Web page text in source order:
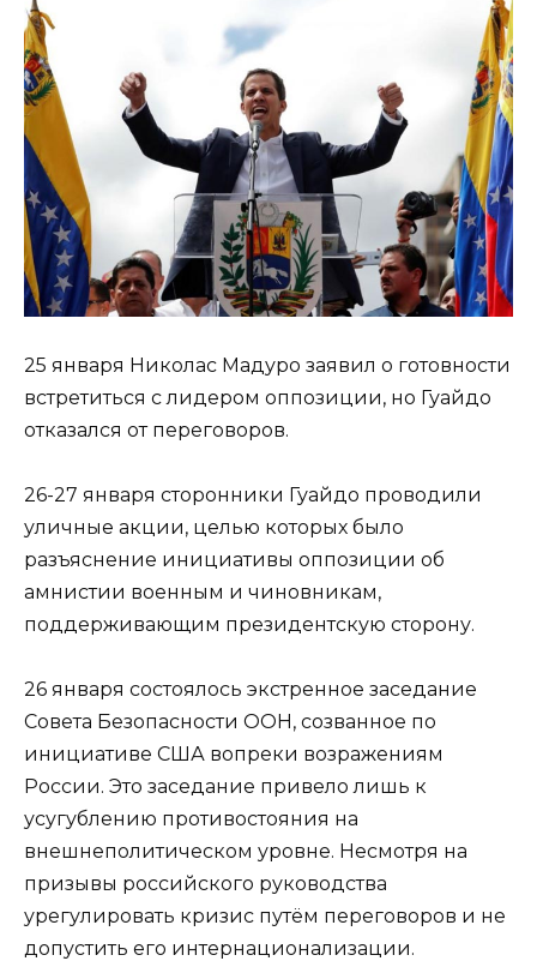
25 января Николас Мадуро заявил о готовности
встретиться с лидером оппозиции, но Гуайдо
отказался от переговоров.
26-27 января сторонники Гуайдо проводили
уличные акции, целью которых было
разъяснение инициативы оппозиции об
амнистии военным и чиновникам,
поддерживающим президентскую сторону.
26 января состоялось экстренное заседание
Совета Безопасности ООН, созванное по
инициативе США вопреки возражениям
России. Это заседание привело лишь к
усугублению противостояния на
внешнеполитическом уровне. Несмотря на
призывы российского руководства
урегулировать кризис путём переговоров и не
допустить его интернационализации.